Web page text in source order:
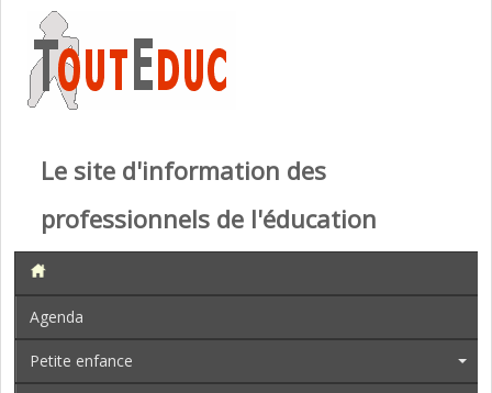
Le site d'information des
professionnels de l'éducation
Agenda
Petite enfance